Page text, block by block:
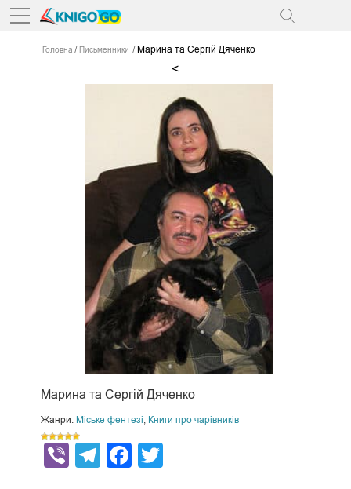
Головна Письменники Марина та Сергій Дяченко
<
Марина та Сергій Дяченко
Жанри: Міське фентезі, Книги про чарівників
ViberTelegram
Facebook